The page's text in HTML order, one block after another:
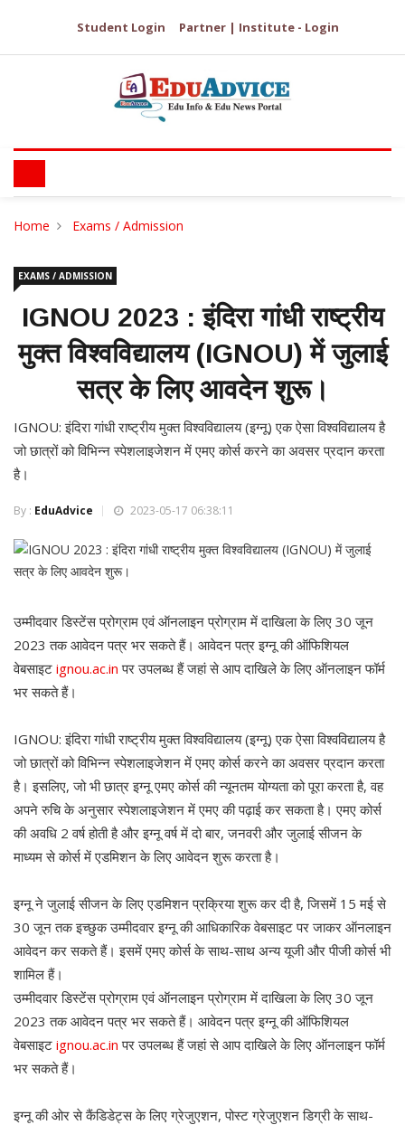
Student Login Partner | Institute - Login
Home Exams / Admission
EXAMS / ADMISSION
IGNOU 2023 : इंदिरा गांधी राष्ट्रीय
मुक्त विश्वविद्यालय (IGNOU) में जुलाई
सत्र के लिए आवदेन शुरू।
IGNOU: इंदिरा गांधी राष्ट्रीय मुक्त विश्वविद्यालय (इग्नू) एक ऐसा विश्वविद्यालय है
जो छात्रों को विभिन्न स्पेशलाइजेशन में एमए कोर्स करने का अवसर प्रदान करता
है।
By : EduAdvice 2023-05-17 06:38:11
उम्मीदवार डिस्टेंस प्रोग्राम एवं ऑनलाइन प्रोग्राम में दाखिला के लिए 30 जून
2023 तक आवेदन पत्र भर सकते हैं। आवेदन पत्र इग्नू की ऑफिशियल
वेबसाइट ignou.ac.in पर उपलब्ध हैं जहां से आप दाखिले के लिए ऑनलाइन फॉर्म
भर सकते हैं।
IGNOU: इंदिरा गांधी राष्ट्रीय मुक्त विश्वविद्यालय (इग्नू) एक ऐसा विश्वविद्यालय है
जो छात्रों को विभिन्न स्पेशलाइजेशन में एमए कोर्स करने का अवसर प्रदान करता
है। इसलिए, जो भी छात्र इग्नू एमए कोर्स की न्यूनतम योग्यता को पूरा करता है, वह
अपने रुचि के अनुसार स्पेशलाइजेशन में एमए की पढ़ाई कर सकता है। एमए कोर्स
की अवधि 2 वर्ष होती है और इग्नू वर्ष में दो बार, जनवरी और जुलाई सीजन के
माध्यम से कोर्स में एडमिशन के लिए आवेदन शुरू करता है।
इग्नू ने जुलाई सीजन के लिए एडमिशन प्रक्रिया शुरू कर दी है, जिसमें 15 मई से
30 जून तक इच्छुक उम्मीदवार इग्नू की आधिकारिक वेबसाइट पर जाकर ऑनलाइन
आवेदन कर सकते हैं। इसमें एमए कोर्स के साथ-साथ अन्य यूजी और पीजी कोर्स भी
शामिल हैं।
उम्मीदवार डिस्टेंस प्रोग्राम एवं ऑनलाइन प्रोग्राम में दाखिला के लिए 30 जून
2023 तक आवेदन पत्र भर सकते हैं। आवेदन पत्र इग्नू की ऑफिशियल
वेबसाइट ignou.ac.in पर उपलब्ध हैं जहां से आप दाखिले के लिए ऑनलाइन फॉर्म
भर सकते हैं।
इग्नू की ओर से कैंडिडेट्स के लिए ग्रेजुएशन, पोस्ट ग्रेजुएशन डिग्री के साथ-